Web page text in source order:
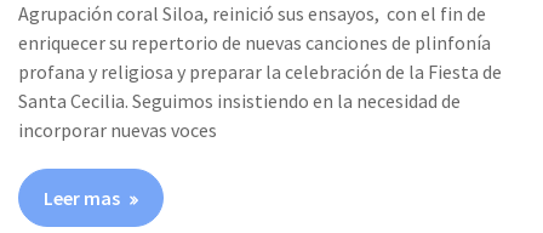
Agrupación coral Siloa, reinició sus ensayos, con el fin de
enriquecer su repertorio de nuevas canciones de plinfonía
profana y religiosa y preparar la celebración de la Fiesta de
Santa Cecilia. Seguimos insistiendo en la necesidad de
incorporar nuevas voces
Leer mas